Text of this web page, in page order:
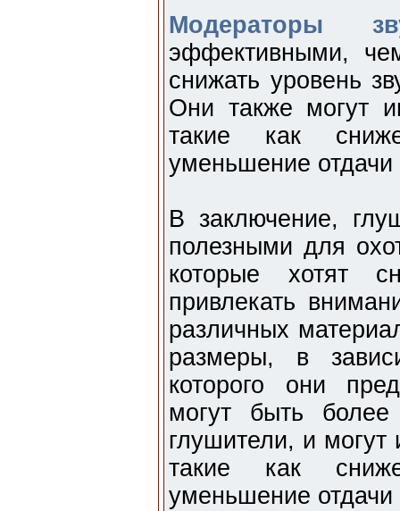
Модераторы
эффективными,
снижать уровень
Они также могут
такие как
уменьшение
В заключение,
полезными для
которые хотят
привлекать
различных
размеры, в
которого они
могут быть
глушители, и
такие как
уменьшение